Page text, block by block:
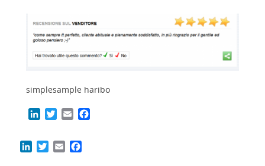
simplesample haribo
LinkedInTwitterEmail
LinkedInTwitter
Email